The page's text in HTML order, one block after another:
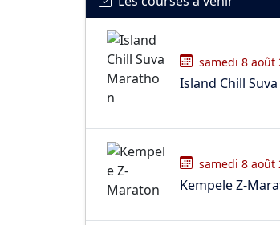
samedi 8 août
Island Chill
samedi 8 août
Kempele Z-